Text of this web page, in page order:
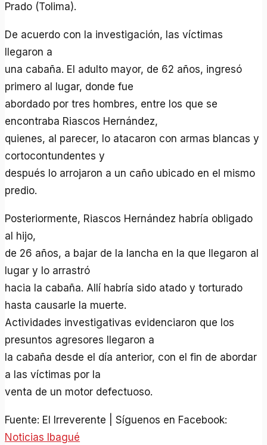
Prado (Tolima).
De acuerdo con la investigación, las víctimas
llegaron a
una cabaña. El adulto mayor, de 62 años, ingresó
primero al lugar, donde fue
abordado por tres hombres, entre los que se
encontraba Riascos Hernández,
quienes, al parecer, lo atacaron con armas blancas y
cortocontundentes y
después lo arrojaron a un caño ubicado en el mismo
predio.
Posteriormente, Riascos Hernández habría obligado
al hijo,
de 26 años, a bajar de la lancha en la que llegaron al
lugar y lo arrastró
hacia la cabaña. Allí habría sido atado y torturado
hasta causarle la muerte.
Actividades investigativas evidenciaron que los
presuntos agresores llegaron a
la cabaña desde el día anterior, con el fin de abordar
a las víctimas por la
venta de un motor defectuoso.
Fuente: El Irreverente | Síguenos en Facebook:
Noticias Ibagué